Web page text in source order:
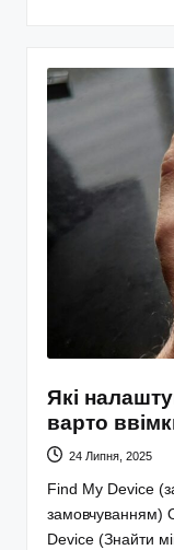
Які
варто
24 Липня, 2025
Find My Device
замовчуванням)
Device (Знайти